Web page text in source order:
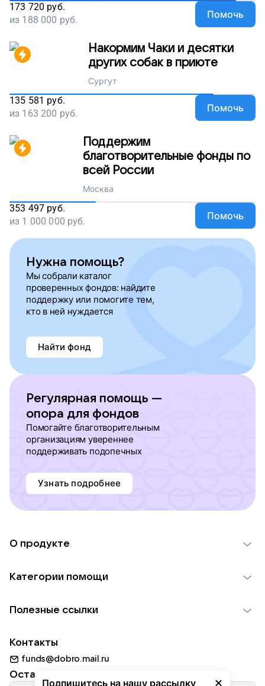
173 720 руб.
из 188 000 руб. Помочь
Накормим Чаки и десятки
других собак в приюте
Сургут
135 581 руб.
из 163 200 руб. Помочь
Поддержим
благотворительные фонды по
всей России
Москва
353 497 руб.
из 1 000 000 руб. Помочь
Нужна помощь?
Мы собрали каталог
проверенных фондов: найдите
поддержку или помогите тем,
кто в ней нуждается
Найти фонд
Регулярная помощь —
опора для фондов
Помогайте благотворительным
организациям увереннее
поддерживать подопечных
Узнать подробнее
Подпишитесь на нашу рассылку
О продукте
Использование материалов
Для НКО
Партнерам
Категории помощи
Пожилым
Животным
Природе
Полезные ссылки
Добрый день
Контакты
funds@dobro.mail.ru
Оставайтесь с нами